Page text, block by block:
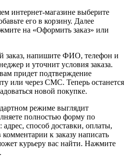
интернет-магазине выберите
его в корзину. Далее
на «Оформить заказ» или
заказ, напишите ФИО, телефон и
и уточнит условия заказа.
придет подтверждение
или через СМС. Теперь останется
новой покупке.
режиме выглядит
полностью форму по
способ доставки, оплаты,
к заказу написать
курьеру вас найти. Нажмите